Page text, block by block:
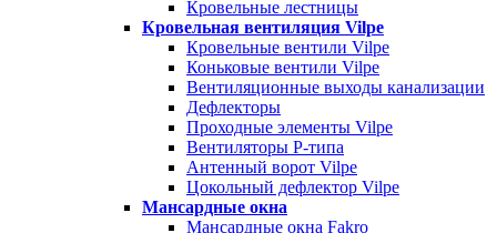
Кровельные лестницы
Кровельная вентиляция Vilpe
Кровельные вентили Vilpe
Коньковые вентили Vilpe
Вентиляционные выходы канализации
Дефлекторы
Проходные элементы Vilpe
Вентиляторы P-типа
Антенный ворот Vilpe
Цокольный дефлектор Vilpe
Мансардные окна
Мансардные окна Fakro